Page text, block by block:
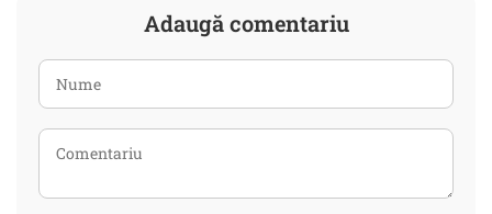
Adaugă comentariu